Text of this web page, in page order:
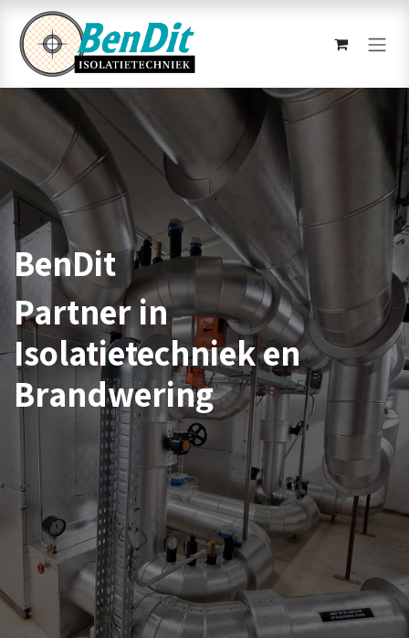
Overslaan naar inhoud
BenDit
Partner in
Isolatietechniek en
Brandwering